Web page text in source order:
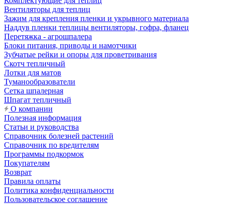
Вентиляторы для теплиц
Зажим для крепления пленки и укрывного материала
Наддув пленки теплицы вентиляторы, гофра, фланец
Перетяжка - агрошпалера
Блоки питания, приводы и намотчики
Зубчатые рейки и опоры для проветривания
Скотч тепличный
Лотки для матов
Туманообразователи
Сетка шпалерная
Шпагат тепличный
О компании
Полезная информация
Статьи и руководства
Справочник болезней растений
Справочник по вредителям
Программы подкормок
Покупателям
Возврат
Правила оплаты
Политика конфиденциальности
Пользовательское соглашение